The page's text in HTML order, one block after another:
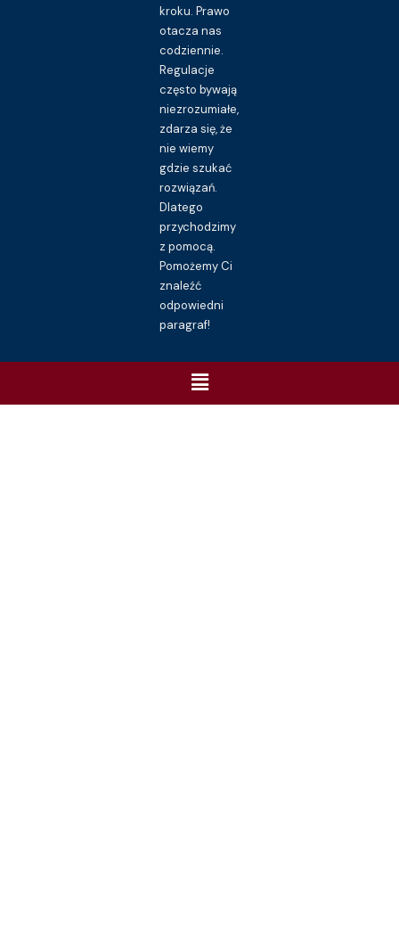
kroku. Prawo
otacza nas
codziennie.
Regulacje
często bywają
niezrozumiałe,
zdarza się, że
nie wiemy
gdzie szukać
rozwiązań.
Dlatego
przychodzimy
z pomocą.
Pomożemy Ci
znaleźć
odpowiedni
paragraf!
Menu